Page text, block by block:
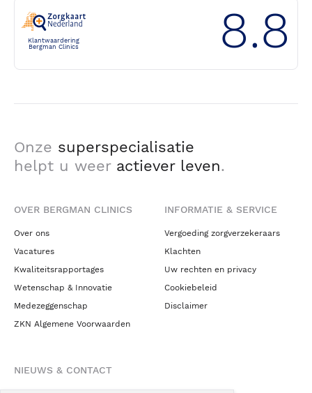
Klantwaardering
Bergman Clinics
8.8
Onze superspecialisatie
helpt u weer actiever leven.
OVER BERGMAN CLINICS
Over ons
Vacatures
Kwaliteitsrapportages
Wetenschap & Innovatie
Medezeggenschap
ZKN Algemene Voorwaarden
INFORMATIE & SERVICE
Vergoeding zorgverzekeraars
Klachten
Uw rechten en privacy
Cookiebeleid
Disclaimer
NIEUWS & CONTACT